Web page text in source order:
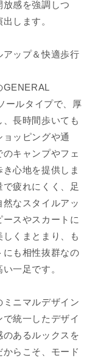
感を強調しつ
します。
アップ＆快適歩行
GENERAL
ールタイプで、厚
長時間歩いても
ッピングや通
キャンプやフェ
心地を提供しま
疲れにくく、足
なスタイルアッ
スやスカートに
くまとまり、も
にも相性抜群なの
一足です。
ミニマルデザイン
統一したデザイ
あるルックスを
らこそ、モード